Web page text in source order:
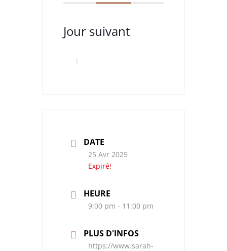
Jour suivant
DATE
25 Avr 2025
Expiré!
HEURE
9:00 pm - 11:00 pm
PLUS D'INFOS
https://www.sarah-